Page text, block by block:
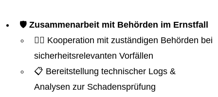
🛡️ Zusammenarbeit mit Behörden im Ernstfall
👮‍♂️ Kooperation mit zuständigen Behörden bei
sicherheitsrelevanten Vorfällen
📋 Bereitstellung technischer Logs &
Analysen zur Schadensprüfung